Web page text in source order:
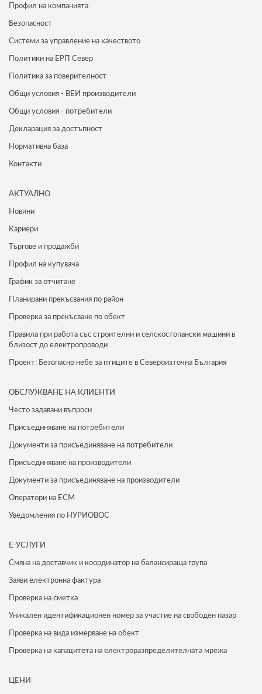
Профил на компанията
Безопасност
Системи за управление на качеството
Политики на ЕРП Север
Политика за поверителност
Общи условия - ВЕИ производители
Общи условия - потребители
Декларация за достъпност
Нормативна база
Контакти
АКТУАЛНО
Новини
Кариери
Търгове и продажби
Профил на купувача
График за отчитане
Планирани прекъсвания по район
Проверка за прекъсване по обект
Правила при работа със строителни и селскостопански машини в
близост до електропроводи
Проект: Безопасно небе за птиците в Североизточна България
ОБСЛУЖВАНЕ НА КЛИЕНТИ
Често задавани въпроси
Присъединяване на потребители
Документи за присъединяване на потребители
Присъединяване на производители
Документи за присъединяване на производители
Оператори на ЕСМ
Уведомления по НУРИОВОС
Е-УСЛУГИ
Смяна на доставчик и координатор на балансираща група
Заяви електронна фактура
Проверка на сметка
Уникален идентификационен номер за участие на свободен пазар
Проверка на вида измерване на обект
Проверка на капацитета на електроразпределителната мрежа
ЦЕНИ